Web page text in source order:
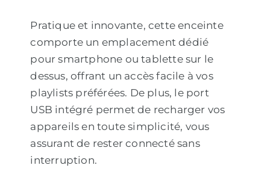
Pratique et innovante, cette enceinte
comporte un emplacement dédié
pour smartphone ou tablette sur le
dessus, offrant un accès facile à vos
playlists préférées. De plus, le port
USB intégré permet de recharger vos
appareils en toute simplicité, vous
assurant de rester connecté sans
interruption.